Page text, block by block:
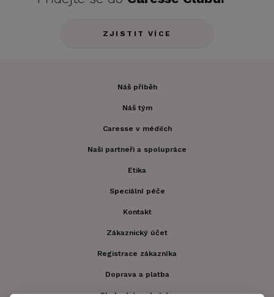
ZJISTIT VÍCE
Náš příběh
Náš tým
Caresse v médiích
Naši partneři a spolupráce
Etika
Speciální péče
Kontakt
Zákaznický účet
Registrace zákazníka
Doprava a platba